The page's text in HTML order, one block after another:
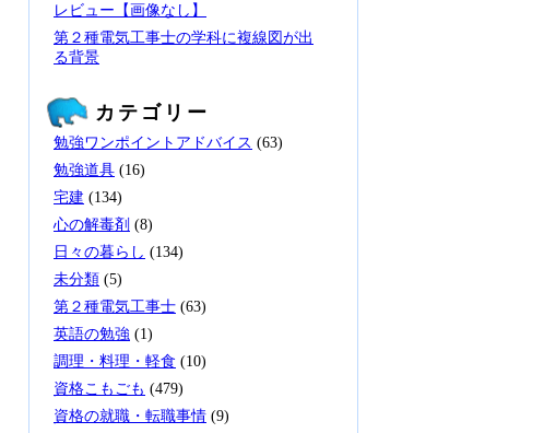
レビュー【画像なし】
第２種電気工事士の学科に複線図が出
る背景
カテゴリー
勉強ワンポイントアドバイス (63)
勉強道具 (16)
宅建 (134)
心の解毒剤 (8)
日々の暮らし (134)
未分類 (5)
第２種電気工事士 (63)
英語の勉強 (1)
調理・料理・軽食 (10)
資格こもごも (479)
資格の就職・転職事情 (9)